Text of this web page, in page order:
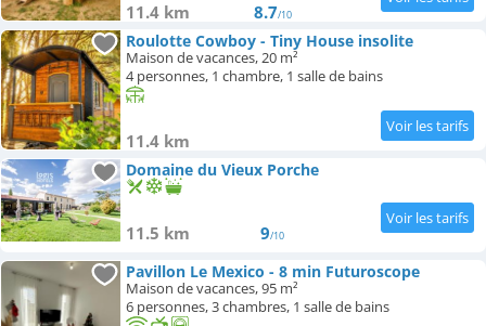
11.4 km 8.7/10
Roulotte Cowboy - Tiny House insolite
Maison de vacances, 20 m²
4 personnes, 1 chambre, 1 salle de bains
11.4 km
Domaine du Vieux Porche
11.5 km 9/10
Pavillon Le Mexico - 8 min Futuroscope
Maison de vacances, 95 m²
6 personnes, 3 chambres, 1 salle de bains